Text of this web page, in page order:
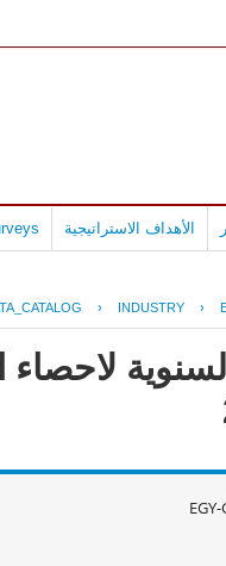
الأهداف الاستراتيجية
› INDUSTRY ›
لاحصاء